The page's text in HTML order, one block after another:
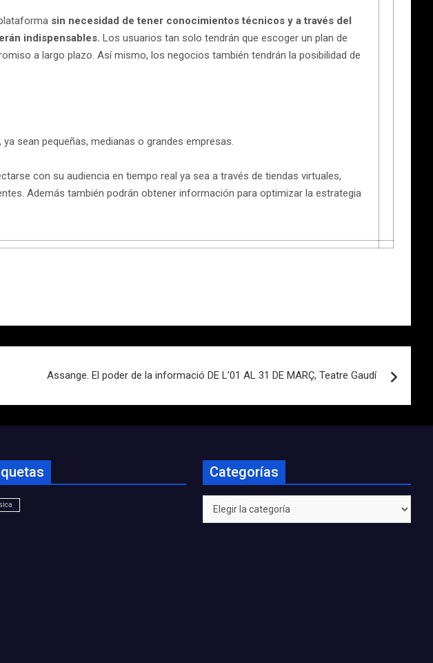
sin necesidad de tener conocimientos técnicos y a través del
indispensables. Los usuarios tan solo tendrán que escoger un plan de
a largo plazo. Así mismo, los negocios también tendrán la posibilidad de
sean pequeñas, medianas o grandes empresas.
con su audiencia en tiempo real ya sea a través de tiendas virtuales,
Además también podrán obtener información para optimizar la estrategia
Assange. El poder de la informació DE L’01 AL 31 DE MARÇ, Teatre Gaudí
Categorías
Categorías